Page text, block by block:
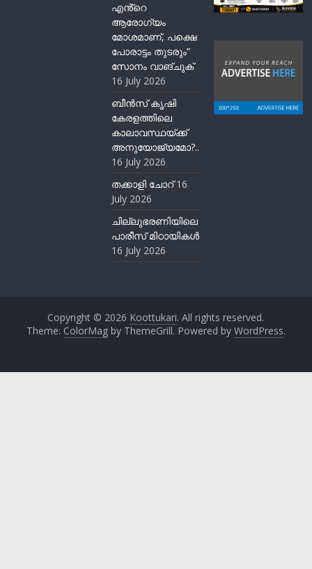
എൻ്റെ
ആരോഗ്യം
മോശമാണ്, പക്ഷെ
പോരാട്ടം തുടരും”
സോനം വാങ്ചുക്
16 July 2026
ബീന്‍സ് കൃഷി
കേരളത്തിലെ
കാലാവസ്ഥയ്ക്ക്
അനുയോജ്യമോ?..
16 July 2026
തക്കാളി ചോറ് 16
July 2026
ചില്ലുഭരണിയിലെ
പാരീസ് മിഠായികള്‍
16 July 2026
Copyright © 2026 Koottukari. All rights reserved.
Theme: ColorMagby ThemeGrill. Powered by WordPress.